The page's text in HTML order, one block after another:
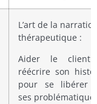
L’art de la
thérapeutique :
Aider le client
réécrire son
pour se libérer
ses